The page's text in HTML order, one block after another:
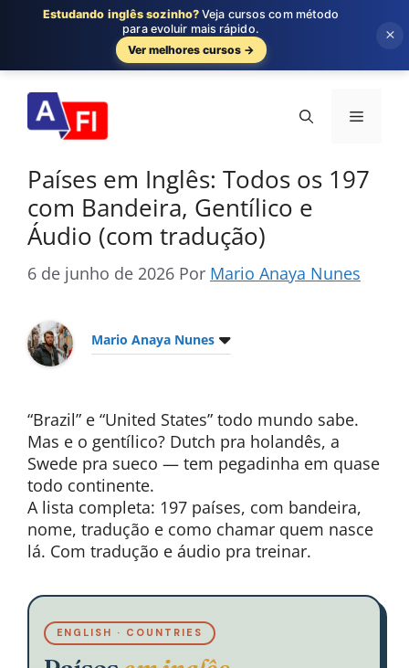
para
conteúdo
Menu
Países em Inglês: Todos os 197
com Bandeira, Gentílico e
Áudio (com tradução)
6 de junho de 2026 Por Mario Anaya Nunes
Mario Anaya Nunes
“Brazil” e “United States” todo mundo sabe.
Mas e o gentílico? Dutch pra holandês, a
Swede pra sueco — tem pegadinha em quase
todo continente.
A lista completa: 197 países, com bandeira,
nome, tradução e como chamar quem nasce
lá. Com tradução e áudio pra treinar.
ENGLISH · COUNTRIES
Estudando inglês sozinho? Veja cursos com método
para evoluir mais rápido.
Ver melhores cursos →
×